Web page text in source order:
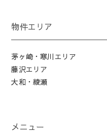
物件エリア
茅ヶ崎・寒川エリア
藤沢エリア
大和・綾瀬
メニュー